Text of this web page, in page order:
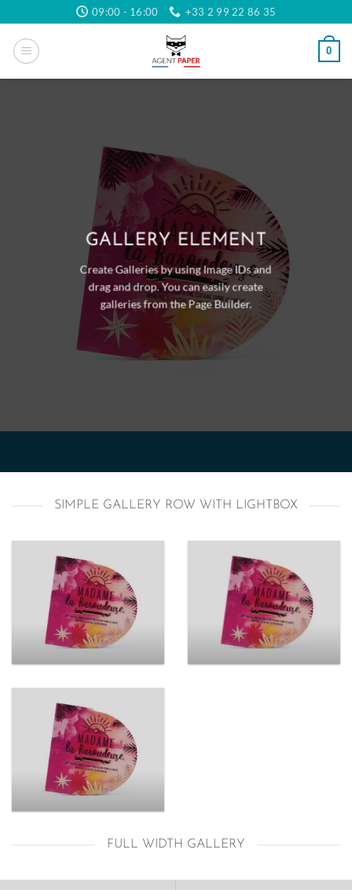
au
contenu
09:00 - 16:00 +33 2 99 22 86 35
0
GALLERY ELEMENT
Create Galleries by using Image IDs and
drag and drop. You can easily create
galleries from the Page Builder.
SIMPLE GALLERY ROW WITH LIGHTBOX
FULL WIDTH GALLERY